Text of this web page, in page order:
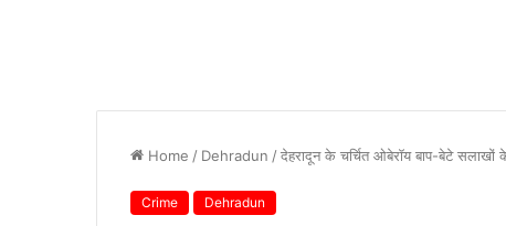
Home / Dehradun /देहरादून के चर्चित ओबेरॉय बाप-बेटे सलाखों
Crime Dehradun